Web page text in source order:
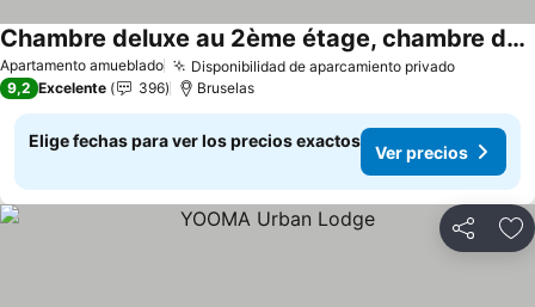
Apartamento amueblado Disponibilidad de aparcamiento privadoVer
Chambre deluxe au 2ème étage, chambre double au 4ème étage PAS UN HÔTEL
Ver precios
9,2 Excelente 396 Bruselas
Elige fechas para ver los precios exactos
Ver precios
Compartir